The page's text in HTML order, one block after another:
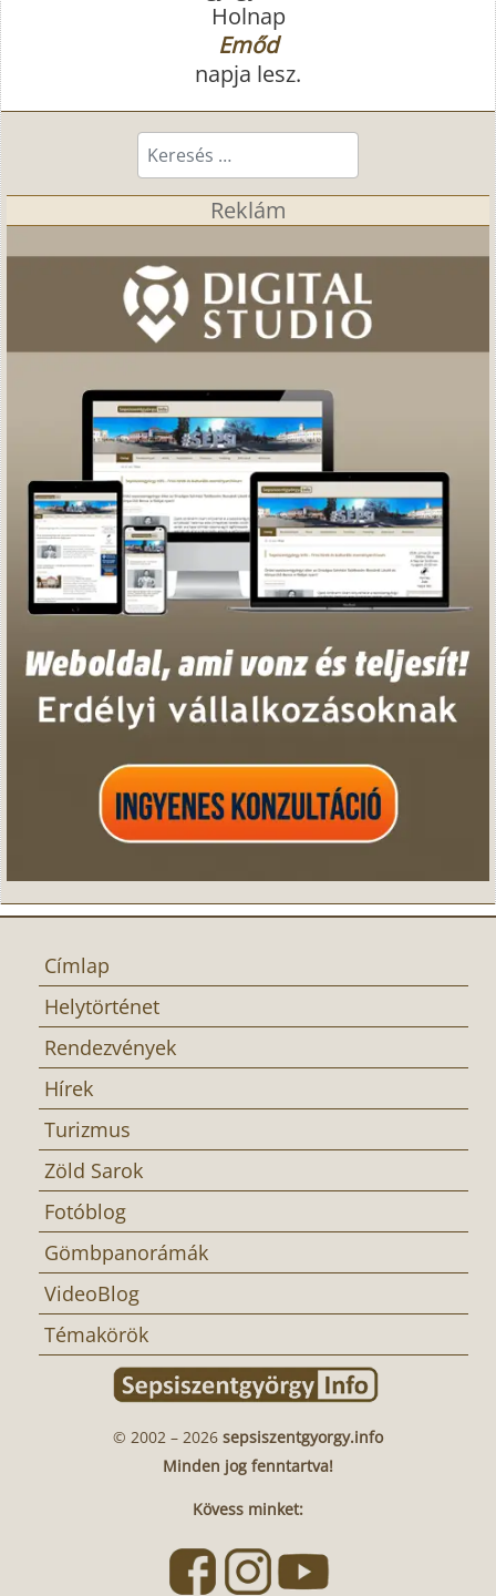
Holnap
Emőd
napja lesz.
Keresés...
Reklám
Címlap
Helytörténet
Rendezvények
Hírek
Turizmus
Zöld Sarok
Fotóblog
Gömbpanorámák
VideoBlog
Témakörök
© 2002 – 2026 sepsiszentgyorgy.info
Minden jog fenntartva!
Kövess minket: